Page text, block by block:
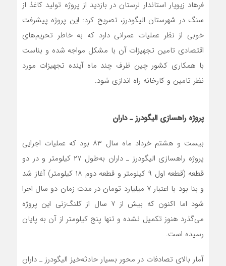
فرهاد زیویار استاندار لرستان در بازدید از پروژه تولید کاغذ از
سنگ در شهرستان الیگودرز، تصریح کرد: این پروژه پیشرفت
خوبی از نظر عملیات عمرانی دارد که به خاطر تحریم‌های
اقتصادی تامین تجهیزات آن با مشکل مواجه شده و بناست
با همکاری کشور چین ظرف چند ماه آینده تجهیزات مورد
نظر تامین و کارخانه راه اندازی شود.
پروژه راهسازی الیگودرز ـ داران
بیست و هشتم خرداد ماه سال ۸۳ بود که عملیات اجرایی
پروژه راهسازی الیگودرز ـ داران به‌طول ۲۷ کیلومتر و در دو
قطعه (قطعه اول ۹ کیلومتر و قطعه دوم ۱۸ کیلومتر) آغاز شد
و بنا بود با اعتبار ۷ میلیارد تومان در مدت زمان دو سال اجرا
شود اما اکنون که بیش از ۷ سال از کلنگ‌زنی این پروژه
می‌گذرد هنوز تکمیل نشده و تنها پنج کیلومتر از آن به پایان
رسیده است.
آمار بالای تصادفات در محور بسیار حادثه‌خیز الیگودرز ـ داران